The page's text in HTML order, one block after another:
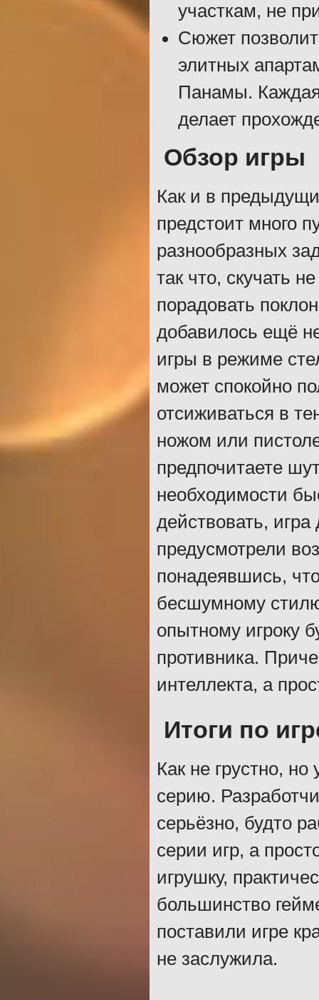
участкам, не
Сюжет
элитных
Панамы. Каждая
делает
Обзор игры
Как и в
предстоит много
разнообразных
так что, скучать
порадовать
добавилось ещё
игры в режиме
может спокойно
отсиживаться в
ножом или
предпочитаете
необходимости
действовать,
предусмотрели
понадеявшись,
бесшумному
опытному игроку
противника.
интеллекта, а
Итоги по
Как не грустно,
серию.
серьёзно, будто
серии игр, а
игрушку,
большинство
поставили игре
не заслужила.